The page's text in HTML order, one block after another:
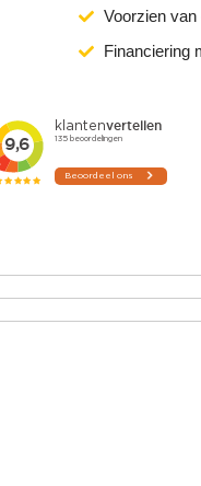
Voorzien
Financiering